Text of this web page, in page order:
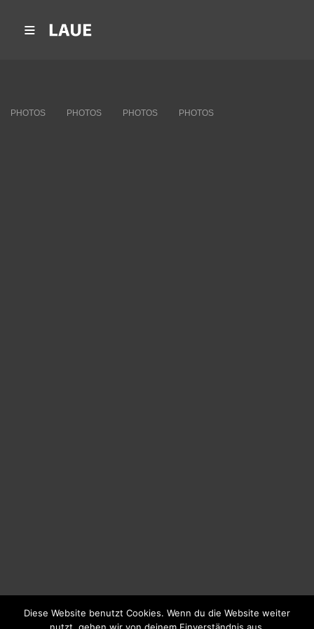
PHOTOS PHOTOS PHOTOS PHOTOS
Diese Website benutzt Cookies. Wenn du die Website weiter